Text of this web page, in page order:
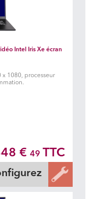
Intel Iris Xe écran
x 1080, processeur
à choisir
à choisir€ 49 TTC